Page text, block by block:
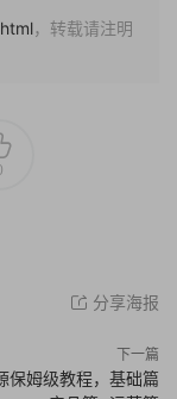
，转载请注明
分享海报
下一篇
保姆级教程，基础篇